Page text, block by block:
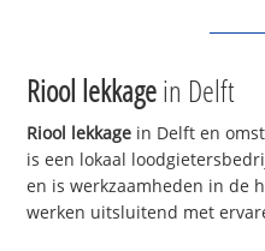
Riool lekkagein Delft
Riool lekkage in Delft en
is een lokaal
en is werkzaamheden in de
werken uitsluitend met